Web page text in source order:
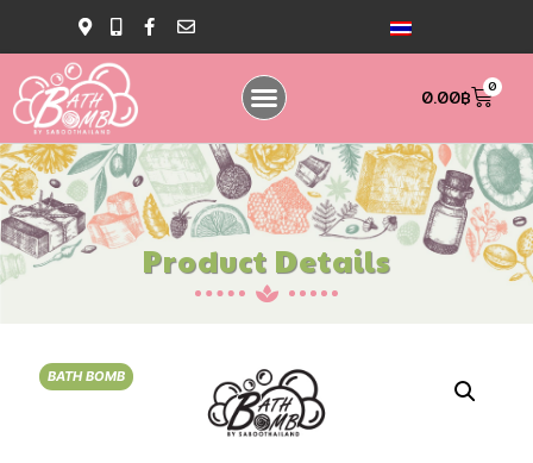
0.00฿ 0
Product Details
BATH BOMB